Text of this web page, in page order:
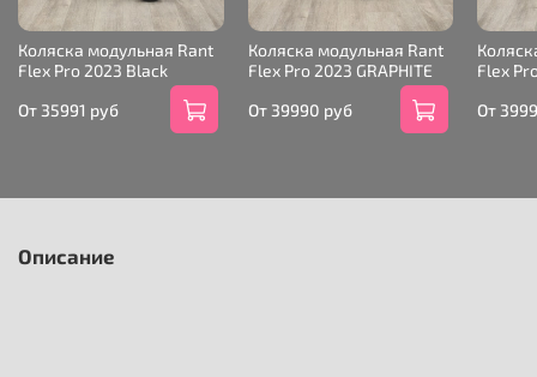
Коляска модульная Rant
Flex Pro 2023 Black
От 35991 руб
Коляска модульная Rant
Flex Pro 2023 GRAPHITE
От 39990 руб
Flex
От
Описание